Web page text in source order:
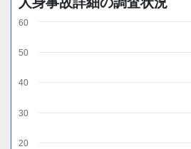
20
30
40
50
60